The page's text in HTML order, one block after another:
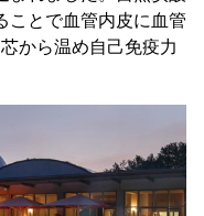
ことで血管内皮に血管
から温め自己免疫力